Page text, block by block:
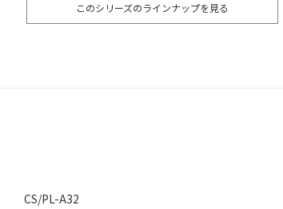
このシリーズのラインナップを見る
CS/PL-A32